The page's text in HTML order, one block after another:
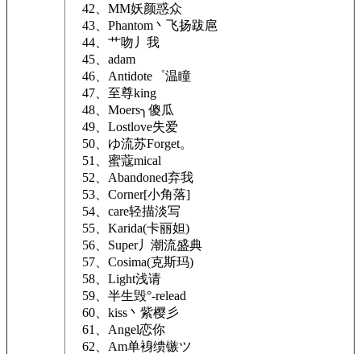
42、MM妖颜惑众
43、Phantom丶飞扬跋扈
44、艹吻丿我
45、adam
46、Antidote゜温瞳
47、至尊king
48、Moers╮傻瓜
49、Lostlove失爱
50、ゆ流苏Forget。
51、蜜蔻mical
52、Abandoned弃我
53、Corner[小角落]
54、care轻描淡写
55、Karida(卡丽妲)
56、Super丿潮流盛典
57、Cosima(克斯玛)
58、Light浅请
59、半生毁°-relead
60、kiss丶紫樱彡
61、Angel恋你
62、Am单裑缋镞ツ